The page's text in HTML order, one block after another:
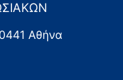
Αθήνα